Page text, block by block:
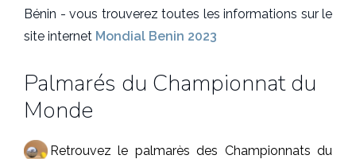
Bénin - vous trouverez toutes les informations sur le
site internet Mondial Benin 2023
Palmarés du Championnat du
Monde
Retrouvez le palmarès des Championnats du